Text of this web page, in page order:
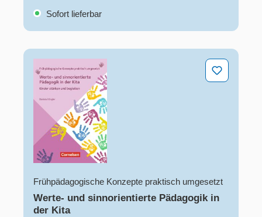
Sofort lieferbar
Werte- und sinnorientierte Pädagogik in der Kita
Frühpädagogische Konzepte praktisch umgesetzt
Werte- und sinnorientierte Pädagogik in
der Kita